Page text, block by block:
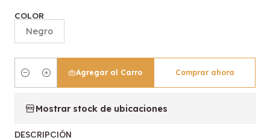
COLOR
Negro
Cantidad
Agregar al Carro Comprar ahora
Mostrar stock de ubicaciones
DESCRIPCIÓN